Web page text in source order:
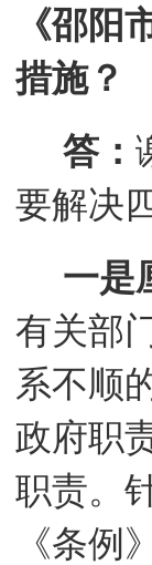
《邵阳
措施？
答：
要解决
一是
有关部
系不顺
政府职
职责。
《条例